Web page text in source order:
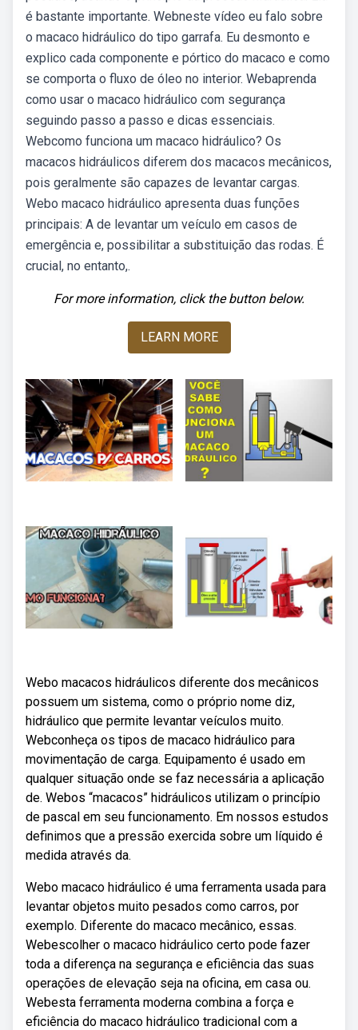
é bastante importante. Webneste vídeo eu falo sobre
o macaco hidráulico do tipo garrafa. Eu desmonto e
explico cada componente e pórtico do macaco e como
se comporta o fluxo de óleo no interior. Webaprenda
como usar o macaco hidráulico com segurança
seguindo passo a passo e dicas essenciais.
Webcomo funciona um macaco hidráulico? Os
macacos hidráulicos diferem dos macacos mecânicos,
pois geralmente são capazes de levantar cargas.
Webo macaco hidráulico apresenta duas funções
principais: A de levantar um veículo em casos de
emergência e, possibilitar a substituição das rodas. É
crucial, no entanto,.
For more information, click the button below.
LEARN MORE
Webo macacos hidráulicos diferente dos mecânicos
possuem um sistema, como o próprio nome diz,
hidráulico que permite levantar veículos muito.
Webconheça os tipos de macaco hidráulico para
movimentação de carga. Equipamento é usado em
qualquer situação onde se faz necessária a aplicação
de. Webos “macacos” hidráulicos utilizam o princípio
de pascal em seu funcionamento. Em nossos estudos
definimos que a pressão exercida sobre um líquido é
medida através da.
Webo macaco hidráulico é uma ferramenta usada para
levantar objetos muito pesados como carros, por
exemplo. Diferente do macaco mecânico, essas.
Webescolher o macaco hidráulico certo pode fazer
toda a diferença na segurança e eficiência das suas
operações de elevação seja na oficina, em casa ou.
Webesta ferramenta moderna combina a força e
eficiência do macaco hidráulico tradicional com a